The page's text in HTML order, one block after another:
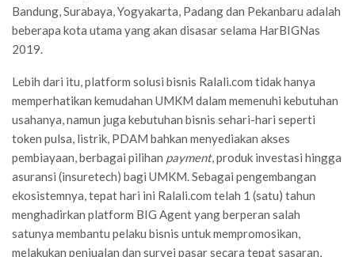
Bandung, Surabaya, Yogyakarta, Padang dan Pekanbaru adalah
beberapa kota utama yang akan disasar selama HarBIGNas
2019.
Lebih dari itu, platform solusi bisnis Ralali.com tidak hanya
memperhatikan kemudahan UMKM dalam memenuhi kebutuhan
usahanya, namun juga kebutuhan bisnis sehari-hari seperti
token pulsa, listrik, PDAM bahkan menyediakan akses
pembiayaan, berbagai pilihan payment, produk investasi hingga
asuransi (insuretech) bagi UMKM. Sebagai pengembangan
ekosistemnya, tepat hari ini Ralali.com telah 1 (satu) tahun
menghadirkan platform BIG Agent yang berperan salah
satunya membantu pelaku bisnis untuk mempromosikan,
melakukan penjualan dan survei pasar secara tepat sasaran,